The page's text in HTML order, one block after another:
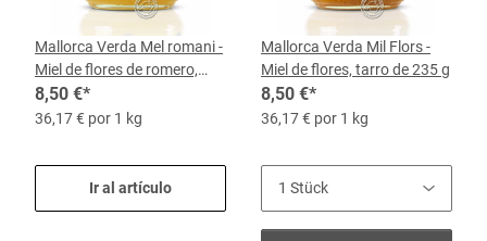
Mallorca Verda Mel romani -
Miel de flores de romero,
tarro de 235 g
8,50 €*
36,17 € por 1 kg
Ir al artículo
Mallorca Verda Mil Flors -
Miel de flores, tarro de 235 g
8,50 €*
36,17 € por 1 kg